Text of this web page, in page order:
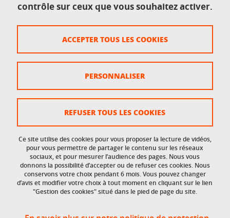
Données personnelles
Crédits
Gestion des cookies
Accessibilité : non conforme
Accès réservés
Intranet des étudiants et des personnels
contrôle sur ceux que vous souhaitez activer.
Ce site utilise des cookies pour vous proposer la lecture de vidéos,
pour vous permettre de partager le contenu sur les réseaux
sociaux, et pour mesurer l’audience des pages. Nous vous
donnons la possibilité d’accepter ou de refuser ces cookies. Nous
conservons votre choix pendant 6 mois. Vous pouvez changer
d’avis et modifier votre choix à tout moment en cliquant sur le lien
"Gestion des cookies" situé dans le pied de page du site.
ACCEPTER TOUS LES COOKIES
REFUSER TOUS LES COOKIES
PERSONNALISER